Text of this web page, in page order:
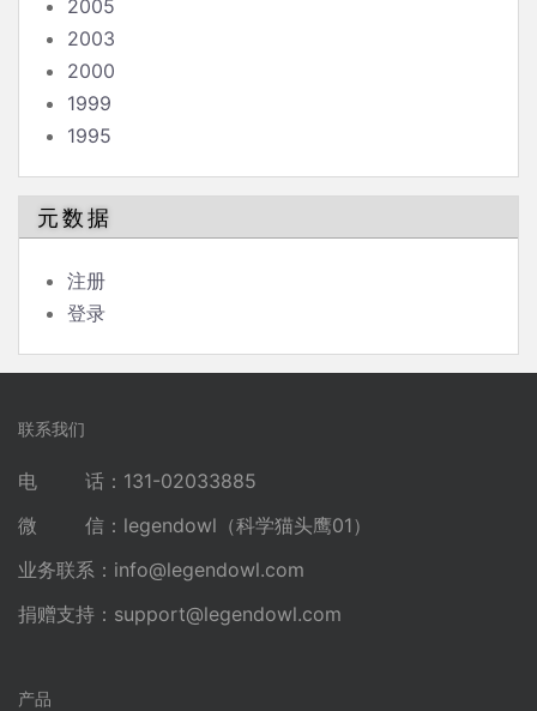
2005
2003
2000
1999
1995
元数据
注册
登录
联系我们
电 话：131-02033885
微 信：legendowl（科学猫头鹰01）
业务联系： info@legendowl.com
捐赠支持： support@legendowl.com
产品